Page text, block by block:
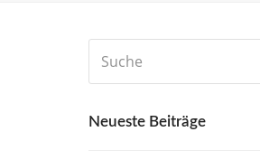
Neueste Beiträge